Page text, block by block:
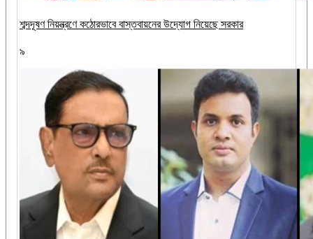
শব্দদূষণ নিয়ন্ত্রণে কঠোরভাবে বাস্তবায়নের উদ্যোগ নিয়েছে সরকার
৯